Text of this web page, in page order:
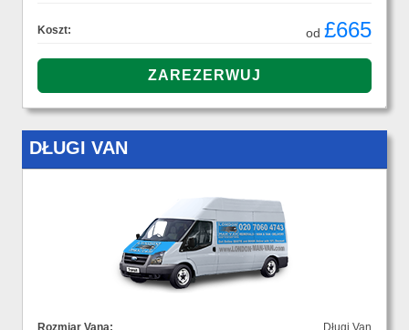
Koszt: od £665
DŁUGI VAN